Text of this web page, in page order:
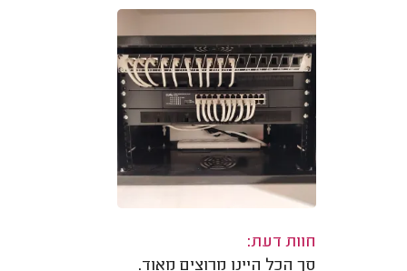
חוות דעת:
סך הכל היינו מרוצים מאוד.